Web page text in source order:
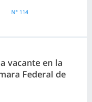
N° 114
vacante en la
Federal de